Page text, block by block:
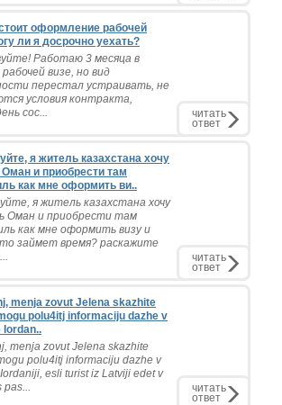
оформление рабочей
ли я досрочно уехать?
Работаю 3 месяца в
визе, но вид
перестал устраивать, не
условия контракта,
сос...
читать
ответ
я житель казахстана хочу
Оман и приобрести там
как мне оформить ви..
я житель казахстана хочу
Оман и приобрести там
как мне оформить визу и
займет время? раскажите
читать
ответ
menja zovut Jelena skazhite
polu4itj informaciju dazhe v
menja zovut Jelena skazhite
polu4itj informaciju dazhe v
esli turist iz Latviji edet v
pas...
читать
ответ